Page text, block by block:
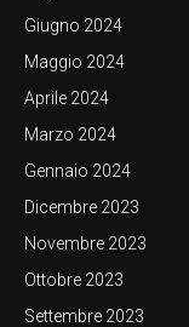
Giugno 2024
Maggio 2024
Aprile 2024
Marzo 2024
Gennaio 2024
Dicembre 2023
Novembre 2023
Ottobre 2023
Settembre 2023